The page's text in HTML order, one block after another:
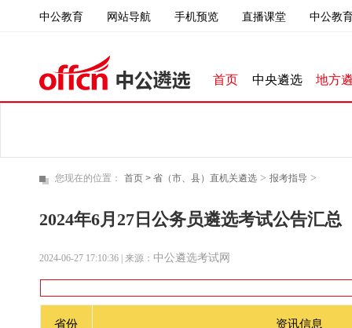
中公教育 网站导航 手机预览 直播课堂 中公教
首页 中央遴选 地方
您现在的位置： 首页 > 省（市、县）直机关遴选 > 报考指导 >
2024年6月27日公务员遴选考试公告汇总
2024-06-27 17:10:36 | 来源： 中公遴选考试网
省份 资讯信息